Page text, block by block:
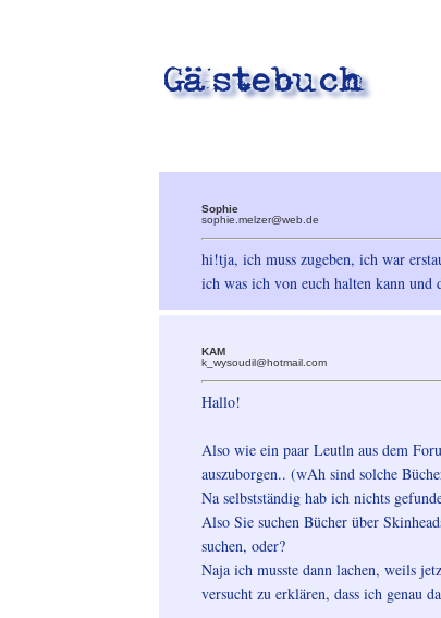
Sophie
sophie.melzer@web.de
hi!tja, ich muss zugeben, ich war
ich was ich von euch halten kann
KAM
k_wysoudil@hotmail.com
Hallo!
Also wie ein paar Leutln aus dem
auszuborgen.. (wAh sind solche
Na selbstständig hab ich nichts
Also Sie suchen Bücher über
suchen, oder?
Naja ich musste dann lachen, weils
versucht zu erklären, dass ich genau